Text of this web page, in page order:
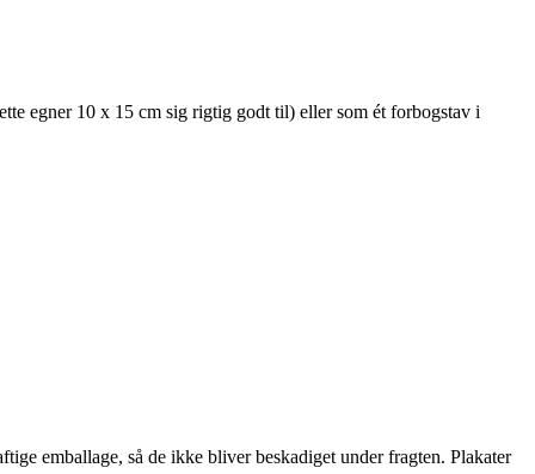
egner 10 x 15 cm sig rigtig godt til) eller som ét forbogstav i
emballage, så de ikke bliver beskadiget under fragten. Plakater